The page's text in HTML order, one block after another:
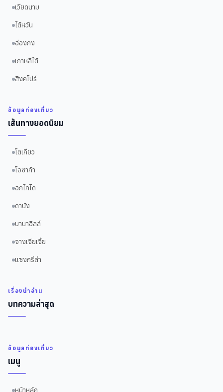
เวียดนาม
ไต้หวัน
ฮ่องกง
เกาหลีใต้
สิงคโปร์
ข้อมูลท่องเที่ยว
เส้นทางยอดนิยม
โตเกียว
โอซาก้า
ฮกไกโด
ดานัง
บานาฮิลล์
จางเจียเจี้ย
แซงกรีล่า
เรื่องน่าอ่าน
บทความล่าสุด
ข้อมูลท่องเที่ยว
เมนู
หน้าหลัก